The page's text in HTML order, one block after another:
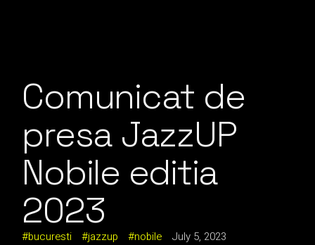
Comunicat de
presa JazzUP
Nobile editia
2023
bucuresti jazzup nobile July 5, 2023